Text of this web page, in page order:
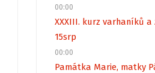
00:00
XXXIII. kurz varhaníků a
15srp
00:00
Památka Marie, matky